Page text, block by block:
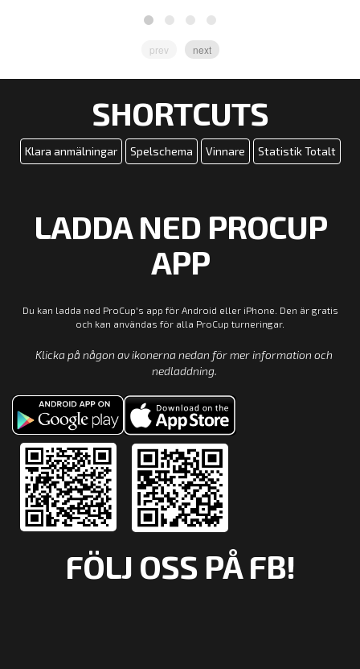
prev next
SHORTCUTS
Klara anmälningar Spelschema Vinnare Statistik Totalt
LADDA NED PROCUP
APP
Du kan ladda ned ProCup's app för Android eller iPhone. Den är gratis
och kan användas för alla ProCup turneringar.
Klicka på någon av ikonerna nedan för mer information och
nedladdning.
FÖLJ OSS PÅ FB!